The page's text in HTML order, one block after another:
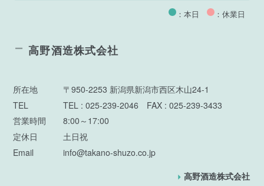
：本日 ：休業日
高野酒造株式会社
所在地
〒950-2253 新潟県新潟市西区木山24-1
TEL
TEL : 025-239-2046 FAX : 025-239-3433
営業時間
8:00～17:00
定休日
土日祝
Email
info@takano-shuzo.co.jp
高野酒造株式会社